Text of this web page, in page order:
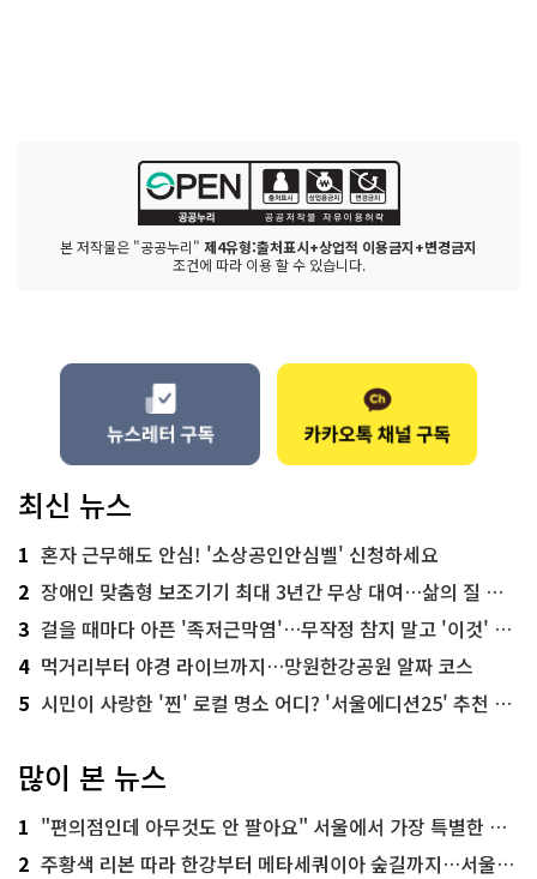
본 저작물은 "공공누리" 제4유형:출처표시+상업적 이용금지+변경금지
조건에 따라 이용 할 수 있습니다.
최신 뉴스
1 혼자 근무해도 안심! '소상공인안심벨' 신청하세요
2 장애인 맞춤형 보조기기 최대 3년간 무상 대여…삶의 질 높인다
3 걸을 때마다 아픈 '족저근막염'…무작정 참지 말고 '이것' 해보세요!
4 먹거리부터 야경 라이브까지…망원한강공원 알짜 코스
5 시민이 사랑한 '찐' 로컬 명소 어디? '서울에디션25' 추천 코스
많이 본 뉴스
1 "편의점인데 아무것도 안 팔아요" 서울에서 가장 특별한 편의점의 정체
2 주황색 리본 따라 한강부터 메타세쿼이아 숲길까지…서울둘레길 15코스